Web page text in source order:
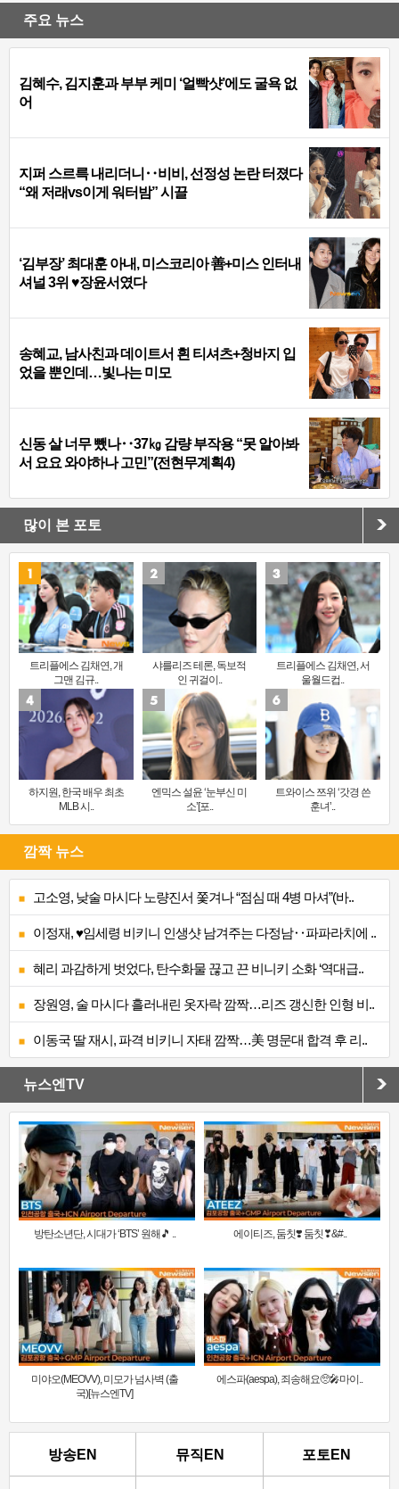
주요 뉴스
김혜수, 김지훈과 부부 케미 ‘얼빡샷’에도 굴욕 없
어
지퍼 스르륵 내리더니‥비비, 선정성 논란 터졌다
“왜 저래vs이게 워터밤” 시끌
‘김부장’ 최대훈 아내, 미스코리아 善+미스 인터내
셔널 3위 ♥장윤서였다
송혜교, 남사친과 데이트서 흰 티셔츠+청바지 입
었을 뿐인데…빛나는 미모
신동 살 너무 뺐나‥37㎏ 감량 부작용 “못 알아봐
서 요요 와야하나 고민”(전현무계획4)
많이 본 포토
트리플에스 김채연, 개
그맨 김규..
샤를리즈 테론, 독보적
인 귀걸이..
트리플에스 김채연, 서
울월드컵..
하지원, 한국 배우 최초
MLB 시..
엔믹스 설윤 ‘눈부신 미
소’[포..
트와이스 쯔위 ‘갓경 쓴
훈녀’..
깜짝 뉴스
고소영, 낮술 마시다 노량진서 쫓겨나 “점심 때 4병 마셔”(바..
이정재, ♥임세령 비키니 인생샷 남겨주는 다정남‥파파라치에 ..
혜리 과감하게 벗었다, 탄수화물 끊고 끈 비니키 소화 ‘역대급..
장원영, 술 마시다 흘러내린 옷자락 깜짝…리즈 갱신한 인형 비..
이동국 딸 재시, 파격 비키니 자태 깜짝…美 명문대 합격 후 리..
뉴스엔TV
방탄소년단, 시대가 ‘BTS’ 원해🎵 .. 에이티즈, 둠칫❣️ 둠칫❣&#..
미야오(MEOVV), 미모가 넘사벽 (출
국)[뉴스엔TV]
에스파(aespa), 죄송해요🥺🎤마이..
방송EN 뮤직EN 포토EN